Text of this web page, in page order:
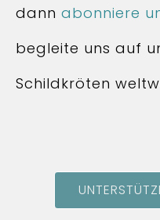
dann abonniere
begleite uns auf
Schildkröten